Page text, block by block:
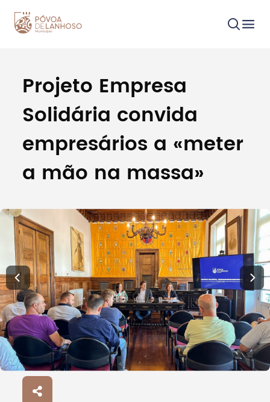
Procurar
Tipo de conteúdo
Filtros
Projeto Empresa
Solidária convida
empresários a «meter
a mão na massa»